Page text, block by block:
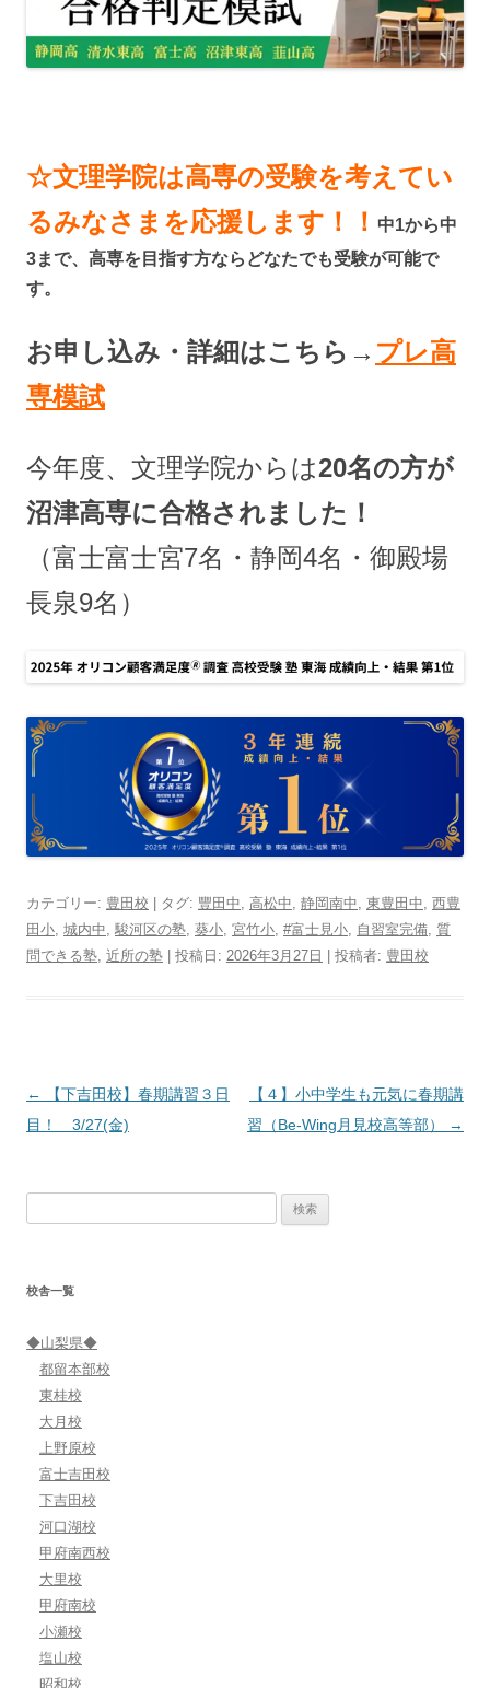
☆文理学院は高専の受験を考えてい
るみなさまを応援します！！ 中1から中
3まで、高専を目指す方ならどなたでも受験が可能で
す。
お申し込み・詳細はこちら→ プレ高
専模試
今年度、文理学院からは20名の方が
沼津高専に合格されました！
（富士富士宮7名・静岡4名・御殿場
長泉9名）
カテゴリー: 豊田校 | タグ: 豐田中 高松中 静岡南中 東豊田中 西豊
田小 城内中 駿河区の塾 葵小 宮竹小 #富士見小 自習室完備 質
問できる塾 近所の塾 | 投稿日: 2026年3月27日 投稿者: 豊田校
投
稿
ン
←
【下吉田校】春期講習３日
目！ 3/27(金)
【４】小中学生も元気に春期講
習（Be-Wing月見校高等部）
→
校舎一覧
◆山梨県◆
都留本部校
東桂校
大月校
上野原校
富士吉田校
下吉田校
河口湖校
甲府南西校
大里校
甲府南校
小瀬校
塩山校
昭和校